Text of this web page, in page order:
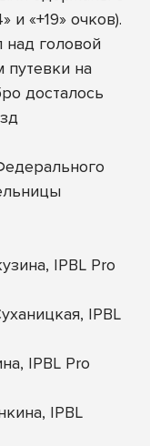
«+19» очков).
над головой
путевки на
досталось
IPBL Pro
IPBL
IPBL Pro
IPBL